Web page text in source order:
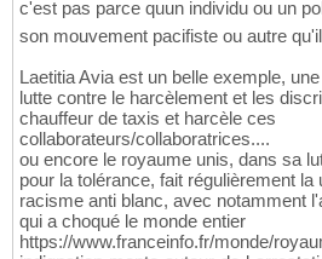
c'est pas parce quun individu ou un
son mouvement pacifiste ou autre
Laetitia Avia est un belle exemple,
lutte contre le harcèlement et les
chauffeur de taxis et harcèle ces
collaborateurs/collaboratrices....
ou encore le royaume unis, dans sa
pour la tolérance, fait régulièrement
racisme anti blanc, avec notamment
qui a choqué le monde entier
https://www.franceinfo.fr/monde/